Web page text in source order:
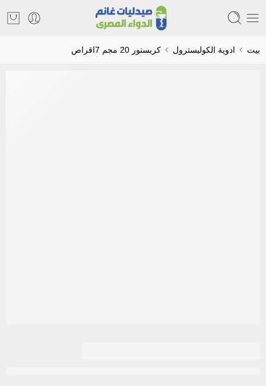
بيت ادوية الكوليسترول كريستور 20 مجم 7اقراص